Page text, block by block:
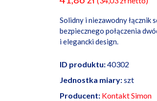
Solidny i niezawodny łącznik
bezpiecznego połączenia
i elegancki design.
ID produktu:40302
Jednostka miary:szt
Producent: Kontakt Simon